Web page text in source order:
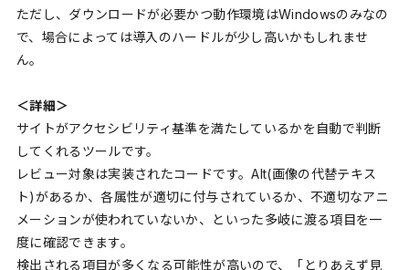
ただし、ダウンロードが必要かつ動作環境はWindowsのみなの
で、場合によっては導入のハードルが少し高いかもしれませ
ん。
＜詳細＞
サイトがアクセシビリティ基準を満たしているかを自動で判断
してくれるツールです。
レビュー対象は実装されたコードです。Alt(画像の代替テキス
ト)があるか、各属性が適切に付与されているか、不適切なアニ
メーションが使われていないか、といった多岐に渡る項目を一
度に確認できます。
検出される項目が多くなる可能性が高いので、「とりあえず見